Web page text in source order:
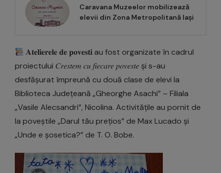
Caravana Muzeelor mobilizează
elevii din Zona Metropolitană Iași
𝐀𝐭𝐞𝐥𝐢𝐞𝐫𝐞𝐥𝐞 𝐝𝐞 𝐩𝐨𝐯𝐞𝐬𝐭𝐢 au fost organizate în cadrul
proiectului 𝐶𝑟𝑒𝑠𝑡𝑒𝑚 𝑐𝑢 𝑓𝑖𝑒𝑐𝑎𝑟𝑒 𝑝𝑜𝑣𝑒𝑠𝑡𝑒 și s-au
desfășurat împreună cu două clase de elevi la
Biblioteca Județeană „Gheorghe Asachi” – Filiala
„Vasile Alecsandri”, Nicolina. Activitățile au pornit de
la poveștile „Darul tău prețios” de Max Lucado și
„Unde e șosetica?” de T. O. Bobe.